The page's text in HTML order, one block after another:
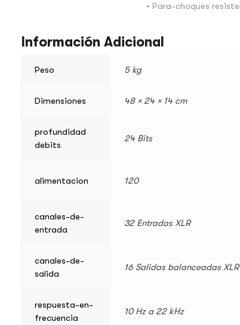
• Para-choques
Información Adicional
Peso 5 kg
Dimensiones 48 × 24 × 14 cm
profundidad
debits
24 Bits
alimentacion 120
canales-de-
entrada
32 Entradas XLR
canales-de-
salida
16 Salidas balanceadas XLR
respuesta-en-
frecuencia
10 Hz a 22 kHz